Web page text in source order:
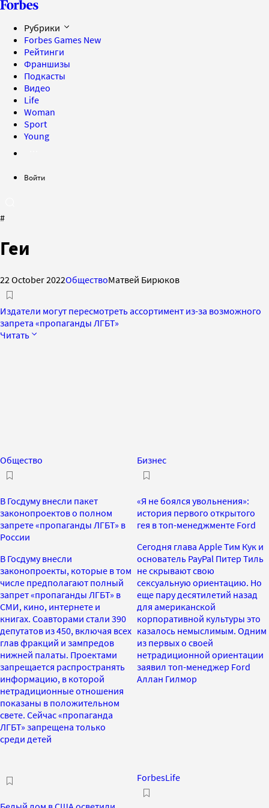
Рубрики
Forbes Games New
Рейтинги
Франшизы
Подкасты
Видео
Life
Woman
Sport
Young
Войти
#
Геи
22 October 2022ОбществоМатвей Бирюков
Издатели могут пересмотреть ассортимент из-за возможного
запрета «пропаганды ЛГБТ»
Читать
Общество
В Госдуму внесли пакет
законопроектов о полном
запрете «пропаганды ЛГБТ» в
России
В Госдуму внесли
законопроекты, которые в том
числе предполагают полный
запрет «пропаганды ЛГБТ» в
СМИ, кино, интернете и
книгах. Соавторами стали 390
депутатов из 450, включая всех
глав фракций и зампредов
нижней палаты. Проектами
запрещается распространять
информацию, в которой
нетрадиционные отношения
показаны в положительном
свете. Сейчас «пропаганда
ЛГБТ» запрещена только
среди детей
Бизнес
«Я не боялся увольнения»:
история первого открытого
гея в топ-менеджменте Ford
Сегодня глава Apple Тим Кук и
основатель PayPal Питер Тиль
не скрывают свою
сексуальную ориентацию. Но
еще пару десятилетий назад
для американской
корпоративной культуры это
казалось немыслимым. Одним
из первых о своей
нетрадиционной ориентации
заявил топ-менеджер Ford
Аллан Гилмор
ForbesLife